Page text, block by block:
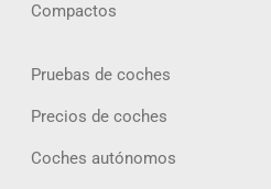
Compactos
Pruebas de coches
Precios de coches
Coches autónomos